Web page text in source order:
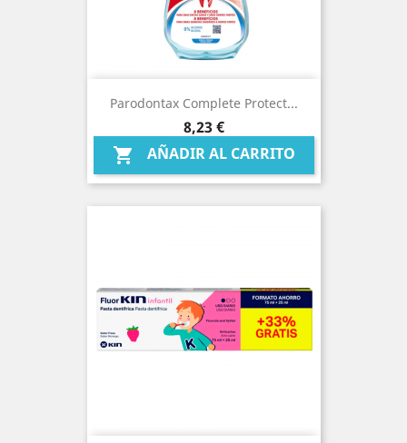
Parodontax Complete Protect...
Precio
8,23 €
 AÑADIR AL CARRITO